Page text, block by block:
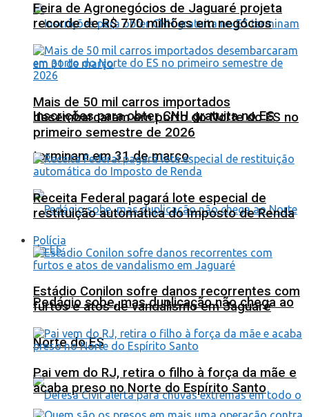
Inscrições para obter CNH gratuita no ES
terminam em 31 de março
Pedágio sobe, mas duplicação não chega ao
Norte do ES
Feira de Agronegócios de Jaguaré projeta
recorde de R$ 770 milhões em negócios
Mais de 50 mil carros importados
desembarcaram em porto do Norte do ES no
primeiro semestre de 2026
Receita Federal pagará lote especial de
restituição automática do Imposto de Renda
Polícia
Estádio Conilon sofre danos recorrentes com
furtos e atos de vandalismo em Jaguaré
Pai vem do RJ, retira o filho à força da mãe e
acaba preso no Norte do Espírito Santo